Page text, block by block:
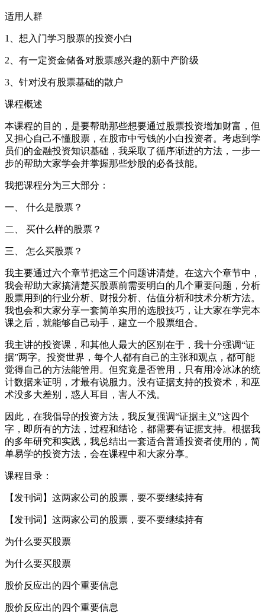
适用人群
1、想入门学习股票的投资小白
2、有一定资金储备对股票感兴趣的新中产阶级
3、针对没有股票基础的散户
课程概述
本课程的目的，是要帮助那些想要通过股票投资增加财富，但
又担心自己不懂股票，在股市中亏钱的小白投资者。考虑到学
员们的金融投资知识基础，我采取了循序渐进的方法，一步一
步的帮助大家学会并掌握那些炒股的必备技能。
我把课程分为三大部分：
一、 什么是股票？
二、 买什么样的股票？
三、 怎么买股票？
我主要通过六个章节把这三个问题讲清楚。在这六个章节中，
我会帮助大家搞清楚买股票前需要明白的几个重要问题，分析
股票用到的行业分析、财报分析、估值分析和技术分析方法。
我也会和大家分享一套简单实用的选股技巧，让大家在学完本
课之后，就能够自己动手，建立一个股票组合。
我主讲的投资课，和其他人最大的区别在于，我十分强调“证
据”两字。投资世界，每个人都有自己的主张和观点，都可能
觉得自己的方法能管用。但究竟是否管用，只有用冷冰冰的统
计数据来证明，才最有说服力。没有证据支持的投资术，和巫
术没多大差别，惑人耳目，害人不浅。
因此，在我倡导的投资方法，我反复强调“证据主义”这四个
字，即所有的方法，过程和结论，都需要有证据支持。根据我
的多年研究和实践，我总结出一套适合普通投资者使用的，简
单易学的投资方法，会在课程中和大家分享。
课程目录：
【发刊词】这两家公司的股票，要不要继续持有
【发刊词】这两家公司的股票，要不要继续持有
为什么要买股票
为什么要买股票
股价反应出的四个重要信息
股价反应出的四个重要信息